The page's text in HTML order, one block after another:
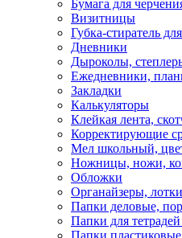
Бумага для
Визитницы
Губка-стиратель
Дневники
Дыроколы,
Ежедневники,
Закладки
Калькуляторы
Клейкая лента,
Корректирующие
Мел школьный,
Ножницы, ножи,
Обложки
Органайзеры,
Папки деловые,
Папки для тетрадей
Папки